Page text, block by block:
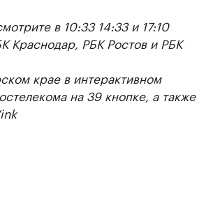
в 10:33 14:33 и 17:10
Краснодар, РБК Ростов и РБК
крае в интерактивном
на 39 кнопке, а также